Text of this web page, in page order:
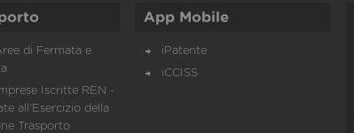
di Fermata e
Iscritte REN -
all'Esercizio della
Trasporto
App Mobile
iPatente
iCCISS